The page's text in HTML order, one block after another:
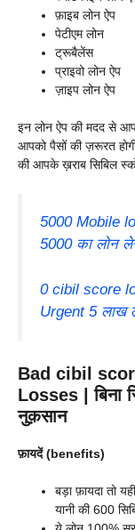
फ़ाइब लोन ऐप
पेटीएम लोन
ट्रूबैलेंस
प्राइवो लोन ऐप
ज़ाइप लोन ऐप
इन लोन ऐप की मदद से
आपको पैसों की ज़रूरत
की आपके ख़राब सिबिल
5000 Mobile
5000 का लोन
0 cibil score
Urgent 5 लाख
Bad cibil
Losses | बिना
नुक़सान
फ़ायदें (benefits)
बड़ा फ़ायदा तो
यानी की 600